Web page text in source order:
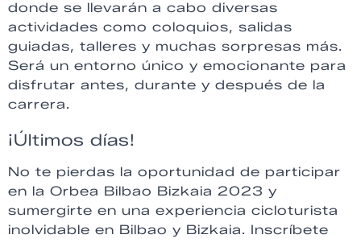
donde se llevarán a cabo diversas
actividades como coloquios, salidas
guiadas, talleres y muchas sorpresas más.
Será un entorno único y emocionante para
disfrutar antes, durante y después de la
carrera.
¡Últimos días!
No te pierdas la oportunidad de participar
en la Orbea Bilbao Bizkaia 2023 y
sumergirte en una experiencia cicloturista
inolvidable en Bilbao y Bizkaia. Inscríbete